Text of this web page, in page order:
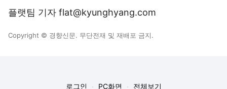
플랫팀 기자 flat@kyunghyang.com
Copyright © 경향신문. 무단전재 및 재배포 금지.
로그인 PC화면 전체보기